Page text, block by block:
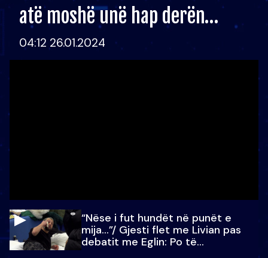
atë moshë unë hap derën…
04:12 26.01.2024
“Nëse i fut hundët në punët e
mija…”/ Gjesti flet me Livian pas
debatit me Eglin: Po të